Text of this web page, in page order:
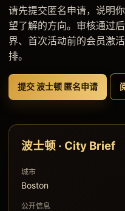
请先提交匿名申请，说明
望了解的方向。审核通过
界、首次活动前的会员激
排。
提交 波士顿 匿名申请
波士顿 · City Brief
城市
Boston
公开信息